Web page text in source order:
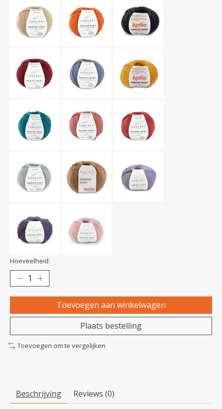
Hoeveelheid:
Toevoegen aan winkelwagen
Plaats bestelling
Toevoegen om te vergelijken
Beschrijving Reviews (0)